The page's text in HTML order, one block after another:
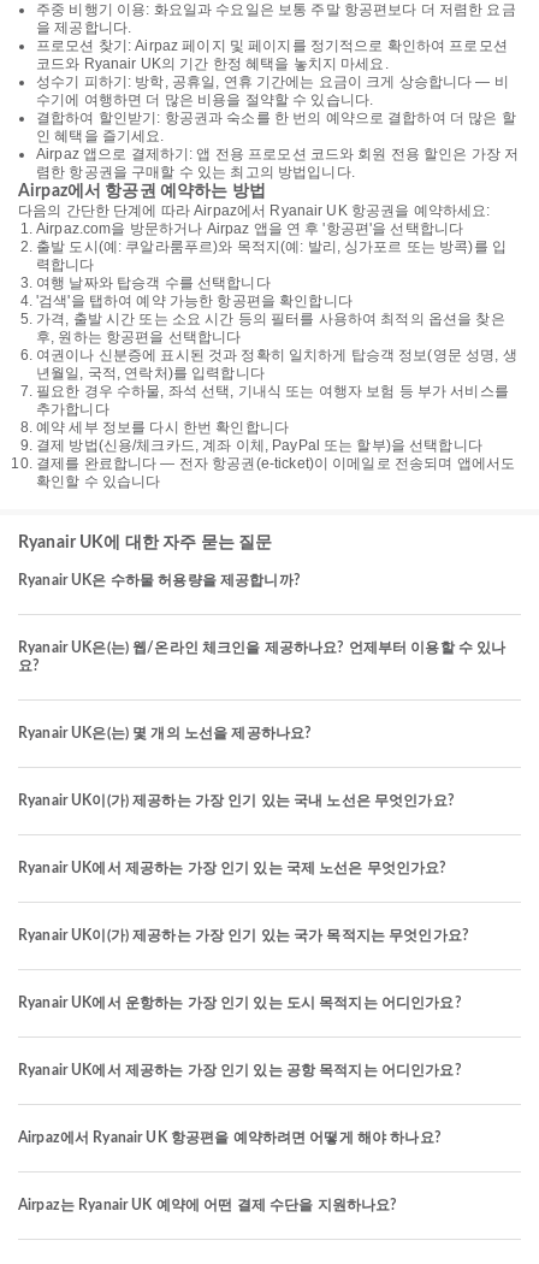
주중 비행기 이용: 화요일과 수요일은 보통 주말 항공편보다 더 저렴한 요금
을 제공합니다.
프로모션 찾기: Airpaz 페이지 및 페이지를 정기적으로 확인하여 프로모션
코드와 Ryanair UK의 기간 한정 혜택을 놓치지 마세요.
성수기 피하기: 방학, 공휴일, 연휴 기간에는 요금이 크게 상승합니다 — 비
수기에 여행하면 더 많은 비용을 절약할 수 있습니다.
결합하여 할인받기: 항공권과 숙소를 한 번의 예약으로 결합하여 더 많은 할
인 혜택을 즐기세요.
Airpaz 앱으로 결제하기: 앱 전용 프로모션 코드와 회원 전용 할인은 가장 저
렴한 항공권을 구매할 수 있는 최고의 방법입니다.
Airpaz에서 항공권 예약하는 방법
다음의 간단한 단계에 따라 Airpaz에서 Ryanair UK 항공권을 예약하세요:
Airpaz.com을 방문하거나 Airpaz 앱을 연 후 '항공편'을 선택합니다
출발 도시(예: 쿠알라룸푸르)와 목적지(예: 발리, 싱가포르 또는 방콕)를 입
력합니다
여행 날짜와 탑승객 수를 선택합니다
'검색'을 탭하여 예약 가능한 항공편을 확인합니다
가격, 출발 시간 또는 소요 시간 등의 필터를 사용하여 최적의 옵션을 찾은
후, 원하는 항공편을 선택합니다
여권이나 신분증에 표시된 것과 정확히 일치하게 탑승객 정보(영문 성명, 생
년월일, 국적, 연락처)를 입력합니다
필요한 경우 수하물, 좌석 선택, 기내식 또는 여행자 보험 등 부가 서비스를
추가합니다
예약 세부 정보를 다시 한번 확인합니다
결제 방법(신용/체크카드, 계좌 이체, PayPal 또는 할부)을 선택합니다
결제를 완료합니다 — 전자 항공권(e-ticket)이 이메일로 전송되며 앱에서도
확인할 수 있습니다
Ryanair UK에 대한 자주 묻는 질문
Ryanair UK은 수하물 허용량을 제공합니까?
Ryanair UK은(는) 웹/온라인 체크인을 제공하나요? 언제부터 이용할 수 있나
요?
Ryanair UK은(는) 몇 개의 노선을 제공하나요?
Ryanair UK이(가) 제공하는 가장 인기 있는 국내 노선은 무엇인가요?
Ryanair UK에서 제공하는 가장 인기 있는 국제 노선은 무엇인가요?
Ryanair UK이(가) 제공하는 가장 인기 있는 국가 목적지는 무엇인가요?
Ryanair UK에서 운항하는 가장 인기 있는 도시 목적지는 어디인가요?
Ryanair UK에서 제공하는 가장 인기 있는 공항 목적지는 어디인가요?
Airpaz에서 Ryanair UK 항공편을 예약하려면 어떻게 해야 하나요?
Airpaz는 Ryanair UK 예약에 어떤 결제 수단을 지원하나요?